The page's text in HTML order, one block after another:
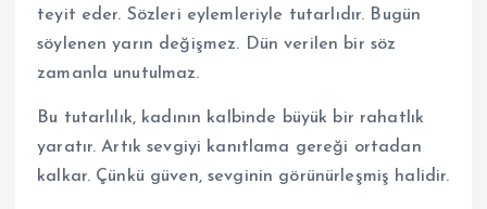
teyit eder. Sözleri eylemleriyle tutarlıdır. Bugün
söylenen yarın değişmez. Dün verilen bir söz
zamanla unutulmaz.
Bu tutarlılık, kadının kalbinde büyük bir rahatlık
yaratır. Artık sevgiyi kanıtlama gereği ortadan
kalkar. Çünkü güven, sevginin görünürleşmiş halidir.